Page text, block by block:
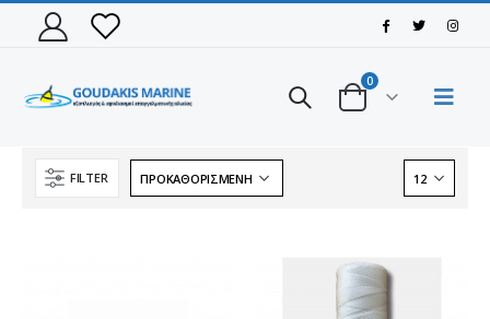
0
FILTER